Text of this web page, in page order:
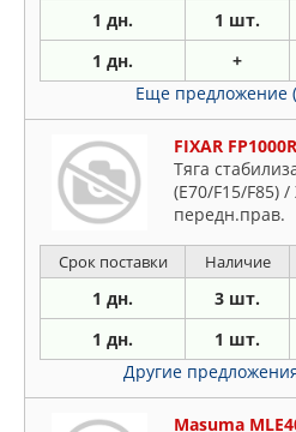
1 дн. 1 шт.
1 дн. +
Еще предложение
FIXAR FP1000R
Тяга
(E70/F15/F85) /
передн.прав.
Срок поставки Наличие
1 дн. 3 шт.
1 дн. 1 шт.
Другие
Masuma